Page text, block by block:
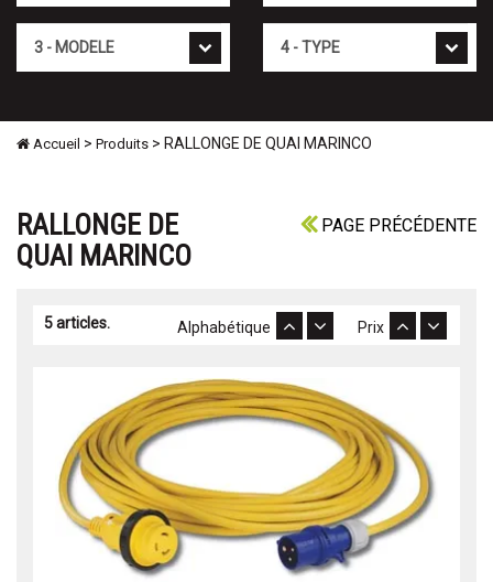
Accueil > Produits > RALLONGE DE QUAI MARINCO
PAGE PRÉCÉDENTE
RALLONGE DE
QUAI MARINCO
5 articles. Prix
Alphabétique